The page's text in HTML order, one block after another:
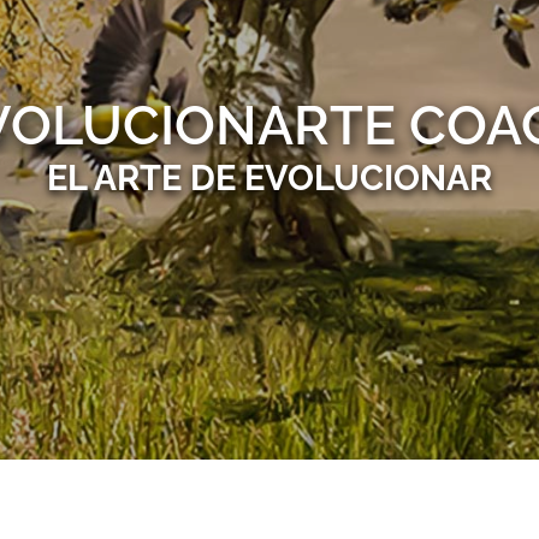
EL ARTE DE EVOLUCIONAR